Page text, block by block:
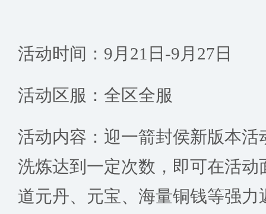
活动时间：9月21日-9月27日
活动区服：全区全服
活动内容：迎一箭封侯新版本活
洗炼达到一定次数，即可在活动
道元丹、元宝、海量铜钱等强